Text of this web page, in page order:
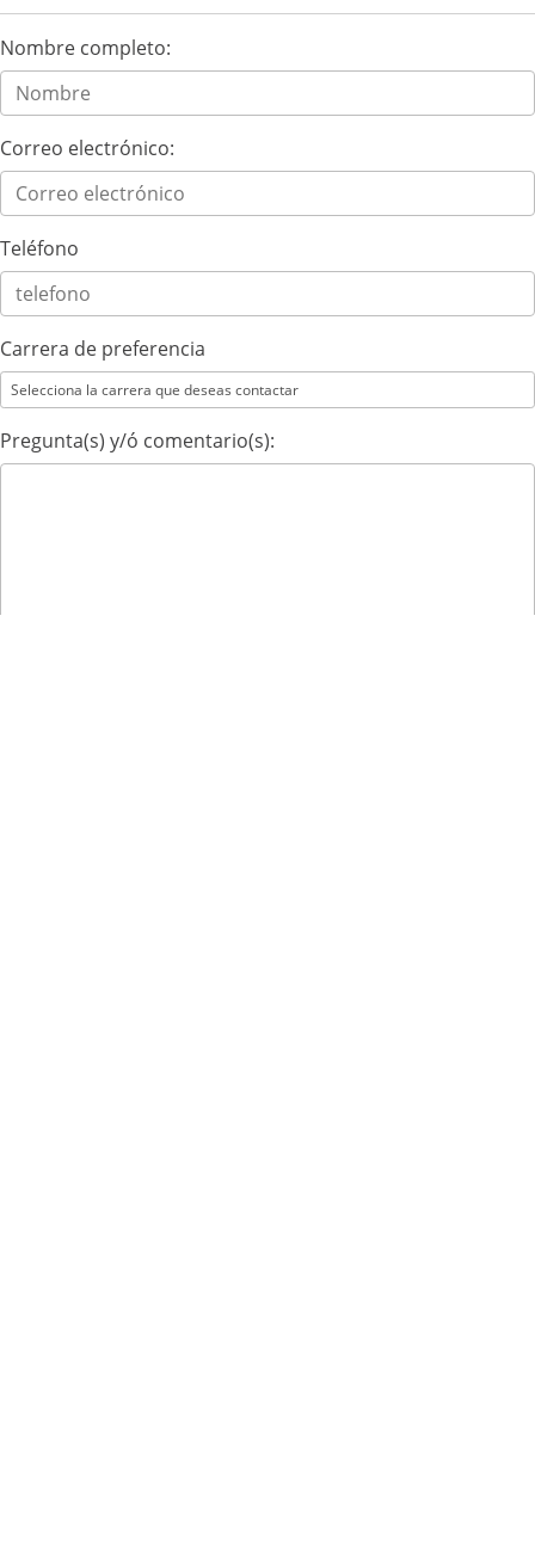
Nombre completo:
Correo electrónico:
Teléfono
Carrera de preferencia
Pregunta(s) y/ó comentario(s):